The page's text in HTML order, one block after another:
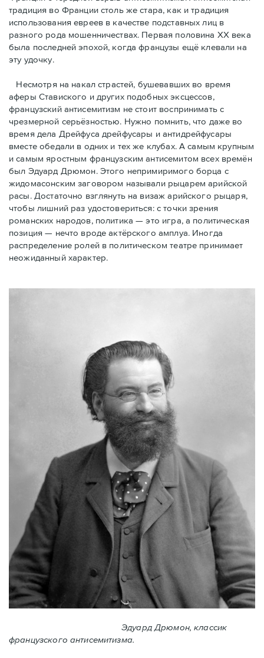
традиция во Франции столь же стара, как и традиция
использования евреев в качестве подставных лиц в
разного рода мошенничествах. Первая половина ХХ века
была последней эпохой, когда французы ещё клевали на
эту удочку.
Несмотря на накал страстей, бушевавших во время
аферы Ставиского и других подобных эксцессов,
французский антисемитизм не стоит воспринимать с
чрезмерной серьёзностью. Нужно помнить, что даже во
время дела Дрейфуса дрейфусары и антидрейфусары
вместе обедали в одних и тех же клубах. А самым крупным
и самым яростным французским антисемитом всех времён
был Эдуард Дрюмон. Этого непримиримого борца с
жидомасонским заговором называли рыцарем арийской
расы. Достаточно взглянуть на визаж арийского рыцаря,
чтобы лишний раз удостовериться: с точки зрения
романских народов, политика — это игра, а политическая
позиция — нечто вроде актёрского амплуа. Иногда
распределение ролей в политическом театре принимает
неожиданный характер.
Эдуард Дрюмон, классик
французского антисемитизма.